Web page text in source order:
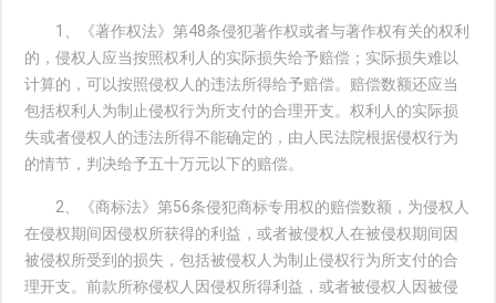
1、《著作权法》第48条侵犯著作权或者与著作权有关的权利
的，侵权人应当按照权利人的实际损失给予赔偿；实际损失难以
计算的，可以按照侵权人的违法所得给予赔偿。赔偿数额还应当
包括权利人为制止侵权行为所支付的合理开支。权利人的实际损
失或者侵权人的违法所得不能确定的，由人民法院根据侵权行为
的情节，判决给予五十万元以下的赔偿。
2、《商标法》第56条侵犯商标专用权的赔偿数额，为侵权人
在侵权期间因侵权所获得的利益，或者被侵权人在被侵权期间因
被侵权所受到的损失，包括被侵权人为制止侵权行为所支付的合
理开支。前款所称侵权人因侵权所得利益，或者被侵权人因被侵